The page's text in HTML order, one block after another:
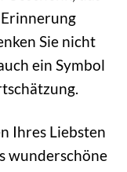
Sie nicht
ein Symbol
Ihres Liebsten
wunderschöne